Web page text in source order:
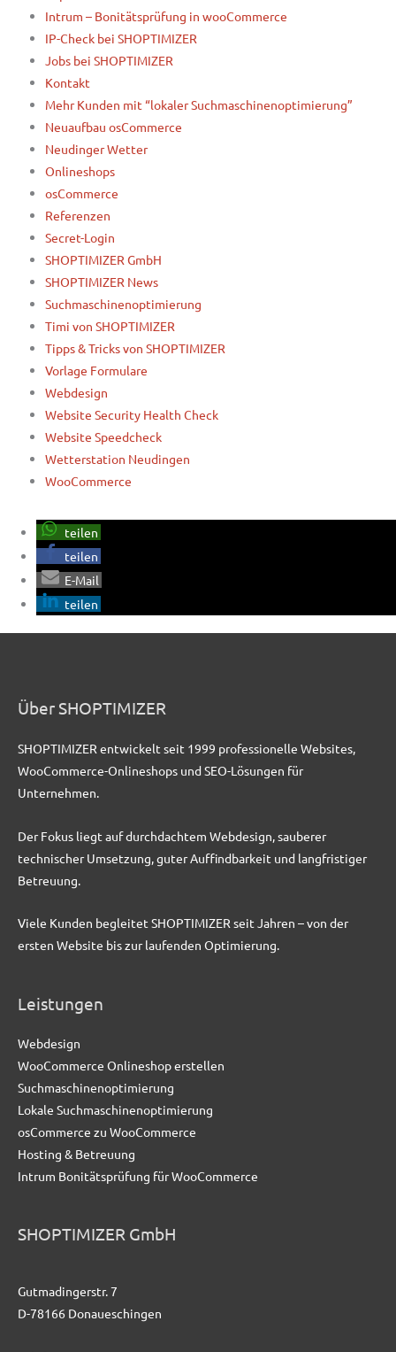
Intrum – Bonitätsprüfung in wooCommerce
IP-Check bei SHOPTIMIZER
Jobs bei SHOPTIMIZER
Kontakt
Mehr Kunden mit “lokaler Suchmaschinenoptimierung”
Neuaufbau osCommerce
Neudinger Wetter
Onlineshops
osCommerce
Referenzen
Secret-Login
SHOPTIMIZER GmbH
SHOPTIMIZER News
Suchmaschinenoptimierung
Timi von SHOPTIMIZER
Tipps & Tricks von SHOPTIMIZER
Vorlage Formulare
Webdesign
Website Security Health Check
Website Speedcheck
Wetterstation Neudingen
WooCommerce
teilen
teilen
E-Mail
teilen
Über SHOPTIMIZER
SHOPTIMIZER entwickelt seit 1999 professionelle Websites,
WooCommerce-Onlineshops und SEO-Lösungen für
Unternehmen.
Der Fokus liegt auf durchdachtem Webdesign, sauberer
technischer Umsetzung, guter Auffindbarkeit und langfristiger
Betreuung.
Viele Kunden begleitet SHOPTIMIZER seit Jahren – von der
ersten Website bis zur laufenden Optimierung.
Leistungen
Webdesign
WooCommerce Onlineshop erstellen
Suchmaschinenoptimierung
Lokale Suchmaschinenoptimierung
osCommerce zu WooCommerce
Hosting & Betreuung
Intrum Bonitätsprüfung für WooCommerce
SHOPTIMIZER GmbH
Gutmadingerstr. 7
D-78166 Donaueschingen